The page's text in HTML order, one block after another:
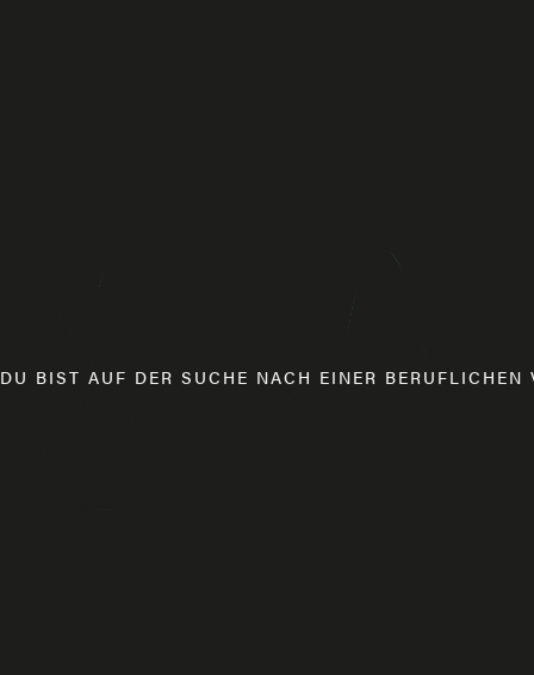
DU BIST AUF DER SUCHE NACH EINER BERUFLICHEN